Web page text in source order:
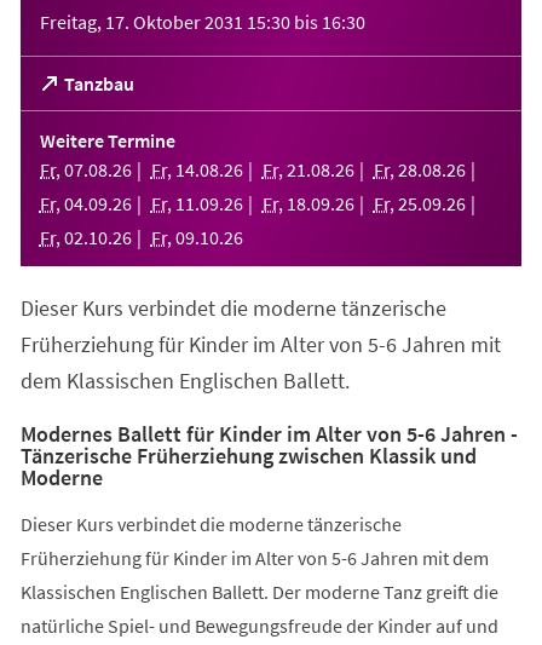
Freitag, 17. Oktober 2031 15:30 bis 16:30
Tanzbau
(Öffnet
in
einem
neuen
Tab)
Weitere Termine
Fr, 07.08.26 Fr, 14.08.26 Fr, 21 .08.26 Fr, 28.08.26
Fr, 04.09.26 Fr, 11 .09.26 Fr, 18.09.26 Fr, 25.09.26
Fr, 02.10.26 Fr, 09.10.26
Dieser Kurs verbindet die moderne tänzerische
Früherziehung für Kinder im Alter von 5-6 Jahren mit
dem Klassischen Englischen Ballett.
Modernes Ballett für Kinder im Alter von 5-6 Jahren -
Tänzerische Früherziehung zwischen Klassik und
Moderne
Dieser Kurs verbindet die moderne tänzerische
Früherziehung für Kinder im Alter von 5-6 Jahren mit dem
Klassischen Englischen Ballett. Der moderne Tanz greift die
natürliche Spiel- und Bewegungsfreude der Kinder auf und